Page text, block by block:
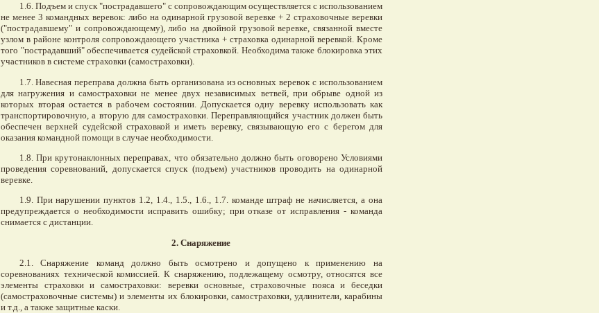
1.6. Подъем и спуск "пострадавшего" с сопровождающим осуществляется с использованием
не менее 3 командных веревок: либо на одинарной грузовой веревке + 2 страховочные веревки
("пострадавшему" и сопровождающему), либо на двойной грузовой веревке, связанной вместе
узлом в районе контроля сопровождающего участника + страховка одинарной веревкой. Кроме
того "пострадавший" обеспечивается судейской страховкой. Необходима также блокировка этих
участников в системе страховки (самостраховки).
1.7. Навесная переправа должна быть организована из основных веревок с использованием
для нагружения и самостраховки не менее двух независимых ветвей, при обрыве одной из
которых вторая остается в рабочем состоянии. Допускается одну веревку использовать как
транспортировочную, а вторую для самостраховки. Переправляющийся участник должен быть
обеспечен верхней судейской страховкой и иметь веревку, связывающую его с берегом для
оказания командной помощи в случае необходимости.
1.8. При крутонаклонных переправах, что обязательно должно быть оговорено Условиями
проведения соревнований, допускается спуск (подъем) участников проводить на одинарной
веревке.
1.9. При нарушении пунктов 1.2, 1.4., 1.5., 1.6., 1.7. команде штраф не начисляется, а она
предупреждается о необходимости исправить ошибку; при отказе от исправления - команда
снимается с дистанции.
2. Снаряжение
2.1. Снаряжение команд должно быть осмотрено и допущено к применению на
соревнованиях технической комиссией. К снаряжению, подлежащему осмотру, относятся все
элементы страховки и самостраховки: веревки основные, страховочные пояса и беседки
(самостраховочные системы) и элементы их блокировки, самостраховки, удлинители, карабины
и т.д., а также защитные каски.